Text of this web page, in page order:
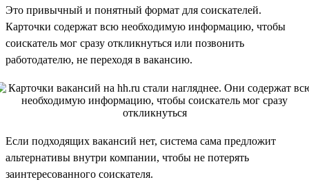
Это привычный и понятный формат для соискателей.
Карточки содержат всю необходимую информацию, чтобы
соискатель мог сразу откликнуться или позвонить
работодателю, не переходя в вакансию.
Если подходящих вакансий нет, система сама предложит
альтернативы внутри компании, чтобы не потерять
заинтересованного соискателя.